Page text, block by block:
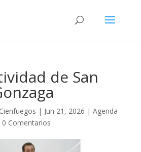
de San
| Jun 21, 2026 | Agenda
0 Comentarios